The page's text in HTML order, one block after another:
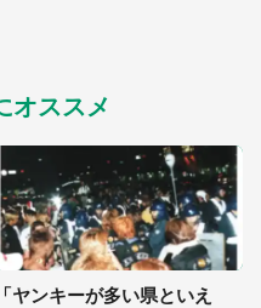
オススメ
「ヤンキーが多い県といえ